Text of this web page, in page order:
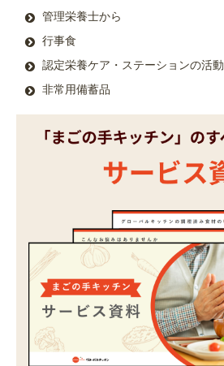
管理栄養士から
行事食
認定栄養ケア・ステーションの活動
非常用備蓄品